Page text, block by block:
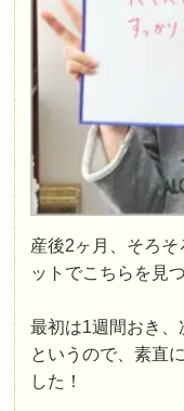
産後2ヶ月、そろ
ットでこちらを見
最初は1週間おき
というので、素直
した！